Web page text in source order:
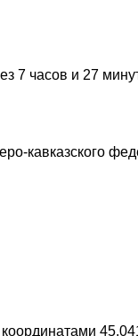
7 часов и 27
кавказского